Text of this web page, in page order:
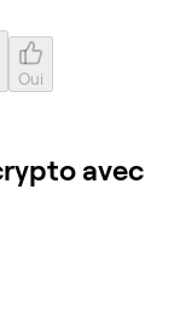
Oui
avec